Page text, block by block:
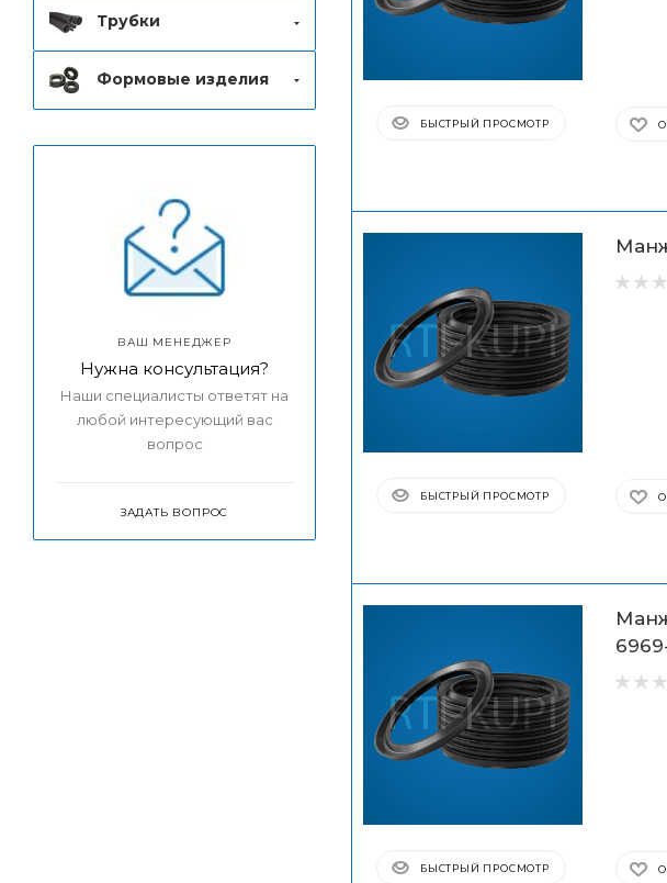
БЫСТРЫЙ ПРОСМОТР
БЫСТРЫЙ ПРОСМОТР
БЫСТРЫЙ ПРОСМОТР
Трубки
Формовые изделия
ВАШ МЕНЕДЖЕР
Нужна консультация?
Наши специалисты ответят на
любой интересующий вас
вопрос
ЗАДАТЬ ВОПРОС